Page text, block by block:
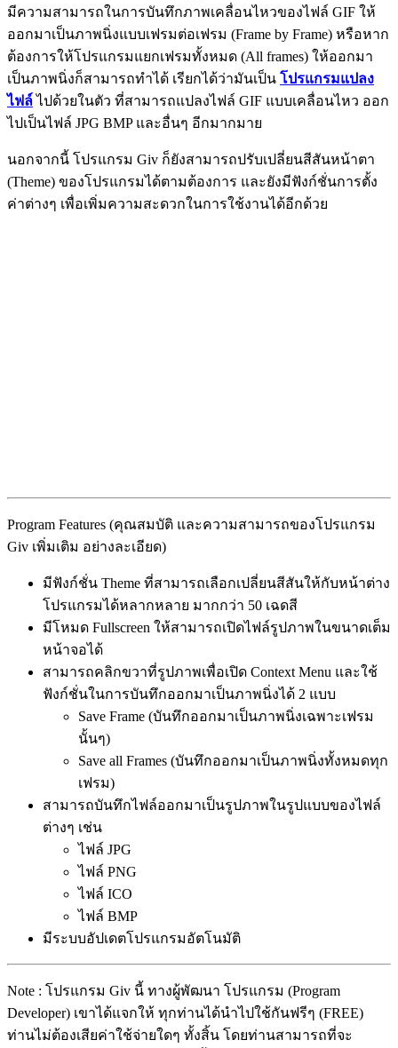
มีความสามารถในการบันทึกภาพเคลื่อนไหวของไฟล์ GIF ให้
ออกมาเป็นภาพนิ่งแบบเฟรมต่อเฟรม (Frame by Frame) หรือหาก
ต้องการให้โปรแกรมแยกเฟรมทั้งหมด (All frames) ให้ออกมา
เป็นภาพนิ่งก็สามารถทำได้ เรียกได้ว่ามันเป็น โปรแกรมแปลง
ไฟล์ไปด้วยในตัว ที่สามารถแปลงไฟล์ GIF แบบเคลื่อนไหว ออก
ไปเป็นไฟล์ JPG BMP และอื่นๆ อีกมากมาย
นอกจากนี้ โปรแกรม Giv ก็ยังสามารถปรับเปลี่ยนสีสันหน้าตา
(Theme) ของโปรแกรมได้ตามต้องการ และยังมีฟังก์ชั่นการตั้ง
ค่าต่างๆ เพื่อเพิ่มความสะดวกในการใช้งานได้อีกด้วย
Program Features (คุณสมบัติ และความสามารถของโปรแกรม
Giv เพิ่มเติม อย่างละเอียด)
มีฟังก์ชั่น Theme ที่สามารถเลือกเปลี่ยนสีสันให้กับหน้าต่าง
โปรแกรมได้หลากหลาย มากกว่า 50 เฉดสี
มีโหมด Fullscreen ให้สามารถเปิดไฟล์รูปภาพในขนาดเต็ม
หน้าจอได้
สามารถคลิกขวาที่รูปภาพเพื่อเปิด Context Menu และใช้
ฟังก์ชั่นในการบันทึกออกมาเป็นภาพนิ่งได้ 2 แบบ
Save Frame (บันทึกออกมาเป็นภาพนิ่งเฉพาะเฟรม
นั้นๆ)
Save all Frames (บันทึกออกมาเป็นภาพนิ่งทั้งหมดทุก
เฟรม)
สามารถบันทึกไฟล์ออกมาเป็นรูปภาพในรูปแบบของไฟล์
ต่างๆ เช่น
ไฟล์ JPG
ไฟล์ PNG
ไฟล์ ICO
ไฟล์ BMP
มีระบบอัปเดตโปรแกรมอัตโนมัติ
Note : โปรแกรม Giv นี้ ทางผู้พัฒนา โปรแกรม (Program
Developer) เขาได้แจกให้ ทุกท่านได้นำไปใช้กันฟรีๆ (FREE)
ท่านไม่ต้องเสียค่าใช้จ่ายใดๆ ทั้งสิ้น โดยท่านสามารถที่จะ